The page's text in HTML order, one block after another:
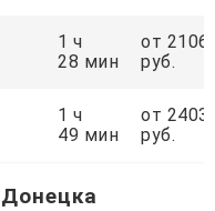
1 ч
28 мин
от 2106
руб.
1 ч
49 мин
от 2403
руб.